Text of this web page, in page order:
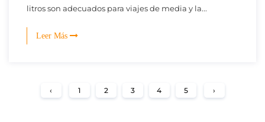
litros son adecuados para viajes de media y la...
Leer Más
‹ 1 2 3 4 5 ›